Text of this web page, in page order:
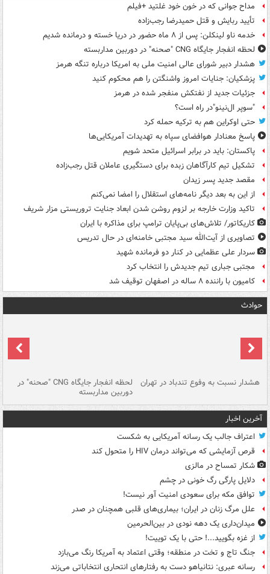
مداح جوانی که در خون خود غلتید +فیلم
تأیید ربایش و قتل حمیدرضا رجب‌زاده
خدمه ناو لینکلن: پس از ۸ ماه حضور در دریا خسته و درمانده‌ شدیم
لحظه انفجار جایگاه CNG "صحنه" در دوربین مداربسته
هشدار دبیر شورای عالی امنیت ملی به امریکا درباره تنگه هرمز
پزشکیان: جنایات امروز واشنگتن را هم محکوم کنید
جزئیات جدید از نفتکش منفجر شده در هرمز
"سوپر ال‌نینو"در راه است؟
حتی اوکراین هم به ترکیه حمله کرد
پاسخ معنادار هوافضای سپاه به تهدیدات آمریکایی‌ها
پاکستان: باید در برابر اسرائیل متحد شویم
تشکیل تیم کارآگاهان زبده برای دستگیری عاملان قتل رجب‌زاده
مقصد جدید پسر زیدان
از این به بعد دیگر نامه‌های استقلال را امضا نمی‌کنم
تاکید وزارت خارجه بر لزوم روشن شدن ابعاد جنایت تروریستی مزار شریف
کاریکاتور/ تلاش‌های بی‌پایان ترامپ برای مذاکره با ایران
تصاویری از آیت‌الله سید مجتبی خامنه‌ای در حال تدریس
سردار علی عظمایی در کنار دو فرمانده شهید
مجتبی جباری تیم جدیدش را انتخاب کرد
کامیون با راننده ۸ ساله در اصفهان توقیف شد
حوادث
هشدار نسبت به وفوع تندباد در تهران لحظه انفجار جایگاه CNG "صحنه" در
دوربین مداربسته
آخرین اخبار
اعتراف جالب یک رسانه آمریکایی به شکست
قرص آزمایشی که می‌تواند درمان HIV را متحول کند
شکار تمساح در مالزی
دلایل پارگی رگ خونی در چشم
توافق مکه برای سعودی امنیت آور نیست!
علل مرگ زنان در ایران؛ بیماری‌های قلبی همچنان در صدر
میدان‌داری یک دهه نودی در بین‌الحرمین
از غزه بگویید...! حتی با یک توییت!
جنگ تاج و تخت در منطقه؛ وقتی اعتماد به آمریکا رنگ می‌بازد
رسانه عبری: نتانیاهو دست به رفتارهای انتحاری انتخاباتی می‌زند